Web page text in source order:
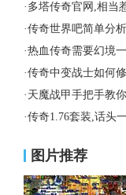
· 多塔传奇官网,相当
·传奇世界吧简单分
·热血传奇需要幻境
·传奇中变战士如何
· 天魔战甲手把手教
·传奇1.76套装,话头
图片推荐